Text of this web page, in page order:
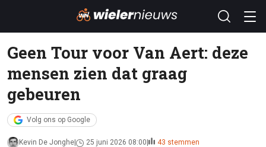
Geen Tour voor Van Aert: deze
mensen zien dat graag
gebeuren
Volg ons op Google
Kevin De Jonghe 25 juni 2026 08:00 43 stemmen